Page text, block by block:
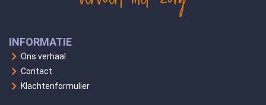
INFORMATIE
Ons verhaal
Contact
Klachtenformulier